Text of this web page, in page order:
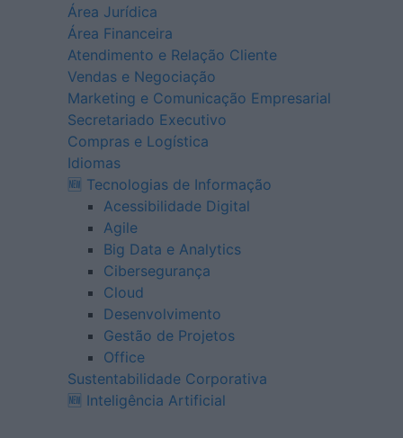
Área Jurídica
Área Financeira
Atendimento e Relação Cliente
Vendas e Negociação
Marketing e Comunicação Empresarial
Secretariado Executivo
Compras e Logística
Idiomas
🆕 Tecnologias de Informação
Acessibilidade Digital
Agile
Big Data e Analytics
Cibersegurança
Cloud
Desenvolvimento
Gestão de Projetos
Office
Sustentabilidade Corporativa
🆕 Inteligência Artificial